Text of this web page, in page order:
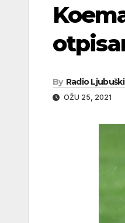
By Radio Ljubuški
OŽU 25, 2021